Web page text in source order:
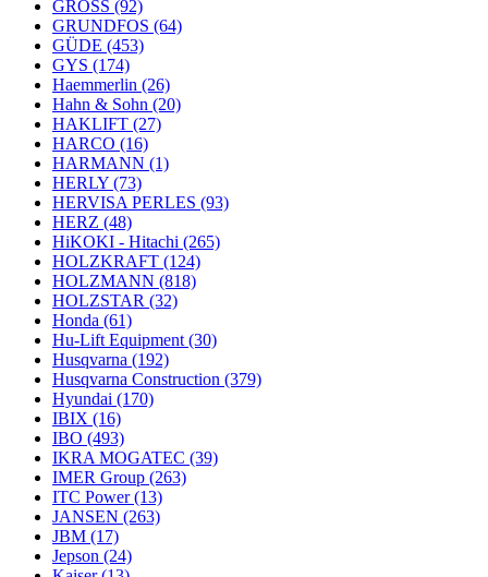
GROSS (92)
GRUNDFOS (64)
GÜDE (453)
GYS (174)
Haemmerlin (26)
Hahn & Sohn (20)
HAKLIFT (27)
HARCO (16)
HARMANN (1)
HERLY (73)
HERVISA PERLES (93)
HERZ (48)
HiKOKI - Hitachi (265)
HOLZKRAFT (124)
HOLZMANN (818)
HOLZSTAR (32)
Honda (61)
Hu-Lift Equipment (30)
Husqvarna (192)
Husqvarna Construction (379)
Hyundai (170)
IBIX (16)
IBO (493)
IKRA MOGATEC (39)
IMER Group (263)
ITC Power(13)
JANSEN (263)
JBM (17)
Jepson (24)